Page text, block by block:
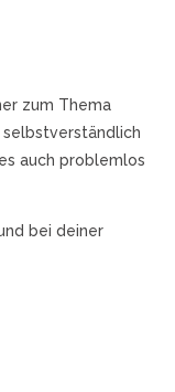
zum Thema
selbstverständlich
auch problemlos
bei deiner